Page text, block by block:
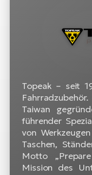
Topeak – seit
Taiwan
führender
von
Taschen,
Motto
Mission des